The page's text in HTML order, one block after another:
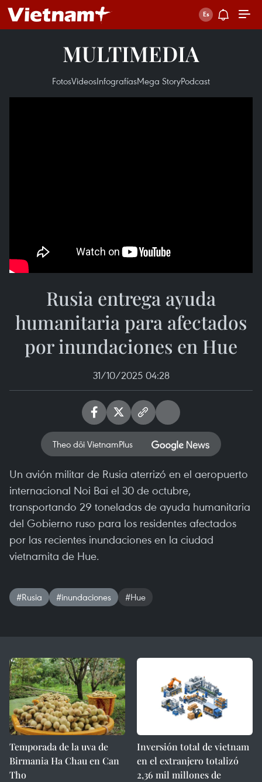
MULTIMEDIA
FotosVideosInfografíasMega StoryPodcast
Rusia entrega ayuda
humanitaria para afectados
por inundaciones en Hue
31/10/2025 04:28
Theo dõi VietnamPlus
Un avión militar de Rusia aterrizó en el aeropuerto
internacional Noi Bai el 30 de octubre,
transportando 29 toneladas de ayuda humanitaria
del Gobierno ruso para los residentes afectados
por las recientes inundaciones en la ciudad
vietnamita de Hue.
#Rusia #inundaciones #Hue
Temporada de la uva de
Birmania Ha Chau en Can
Tho
Inversión total de vietnam
en el extranjero totalizó
2,36 mil millones de